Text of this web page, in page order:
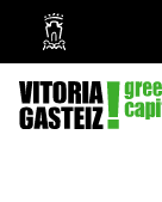
Vitoria-
Gasteiz
City
Council